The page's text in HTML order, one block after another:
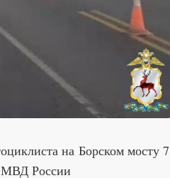
на Борском мосту 7
России